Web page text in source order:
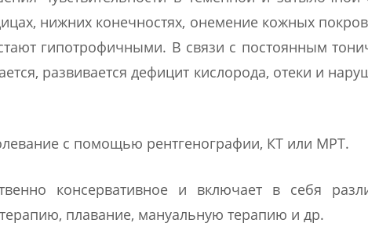
нижних конечностях, онемение кожных
гипотрофичными. В связи с постоянным
развивается дефицит кислорода, отеки и
с помощью рентгенографии, КТ или МРТ.
консервативное и включает в себя
плавание, мануальную терапию и др.